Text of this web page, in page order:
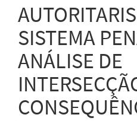
SISTEMA
ANÁLISE DE